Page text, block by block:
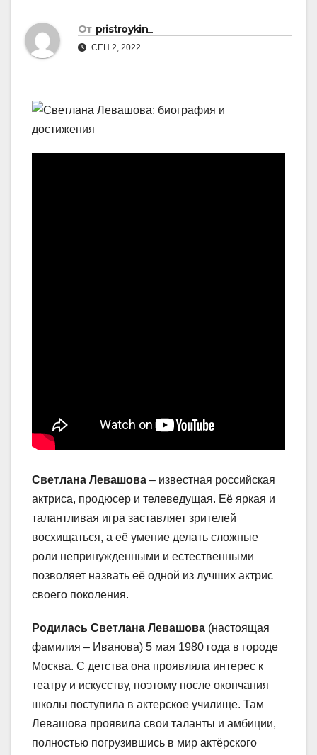
От pristroykin_
СЕН 2, 2022
Светлана Левашова – известная российская
актриса, продюсер и телеведущая. Её яркая и
талантливая игра заставляет зрителей
восхищаться, а её умение делать сложные
роли непринужденными и естественными
позволяет назвать её одной из лучших актрис
своего поколения.
Родилась Светлана Левашова (настоящая
фамилия – Иванова) 5 мая 1980 года в городе
Москва. С детства она проявляла интерес к
театру и искусству, поэтому после окончания
школы поступила в актерское училище. Там
Левашова проявила свои таланты и амбиции,
полностью погрузившись в мир актёрского